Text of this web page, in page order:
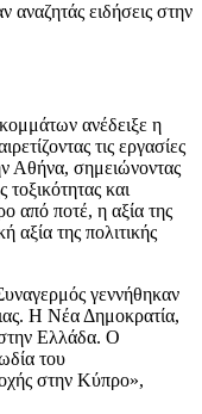
ειδήσεις στην
ανέδειξε η
τις εργασίες
Αθήνα, σημειώνοντας
και
από ποτέ, η αξία της
αξία της πολιτικής
γεννήθηκαν
Η Νέα Δημοκρατία,
Ελλάδα. Ο
του
στην Κύπρο»,